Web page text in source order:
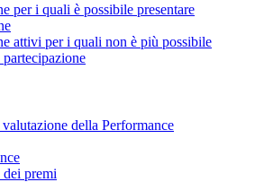
per i quali è possibile presentare
attivi per i quali non è più possibile
della Performance
premi